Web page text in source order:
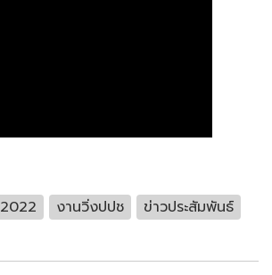
งานวิ่งปปช ข่าวประสัมพันธ์